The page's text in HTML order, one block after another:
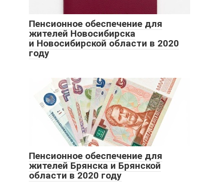
Пенсионное обеспечение для
жителей Новосибирска
и Новосибирской области в 2020
году
Пенсионное обеспечение для
жителей Брянска и Брянской
области в 2020 году